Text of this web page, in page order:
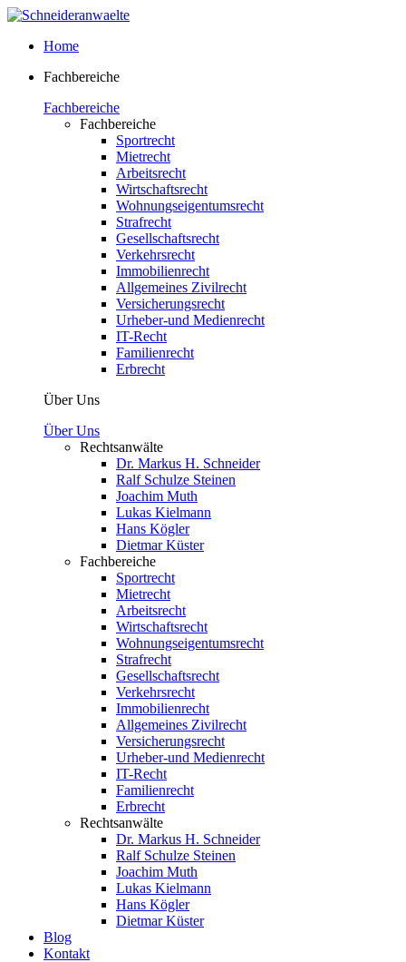
Home
Fachbereiche
Fachbereiche
Fachbereiche
Sportrecht
Mietrecht
Arbeitsrecht
Wirtschaftsrecht
Wohnungseigentumsrecht
Strafrecht
Gesellschaftsrecht
Verkehrsrecht
Immobilienrecht
Allgemeines Zivilrecht
Versicherungsrecht
Urheber-und Medienrecht
IT-Recht
Familienrecht
Erbrecht
Über Uns
Über Uns
Rechtsanwälte
Dr. Markus H. Schneider
Ralf Schulze Steinen
Joachim Muth
Lukas Kielmann
Hans Kögler
Dietmar Küster
Fachbereiche
Sportrecht
Mietrecht
Arbeitsrecht
Wirtschaftsrecht
Wohnungseigentumsrecht
Strafrecht
Gesellschaftsrecht
Verkehrsrecht
Immobilienrecht
Allgemeines Zivilrecht
Versicherungsrecht
Urheber-und Medienrecht
IT-Recht
Familienrecht
Erbrecht
Rechtsanwälte
Dr. Markus H. Schneider
Ralf Schulze Steinen
Joachim Muth
Lukas Kielmann
Hans Kögler
Dietmar Küster
Blog
Kontakt